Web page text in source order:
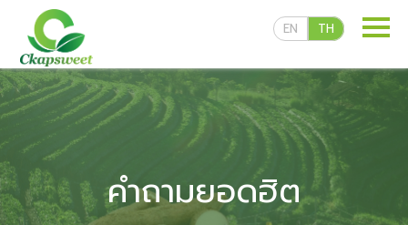
EN TH
ผลิตภัณฑ์ของเรา
คำถามยอดฮิต